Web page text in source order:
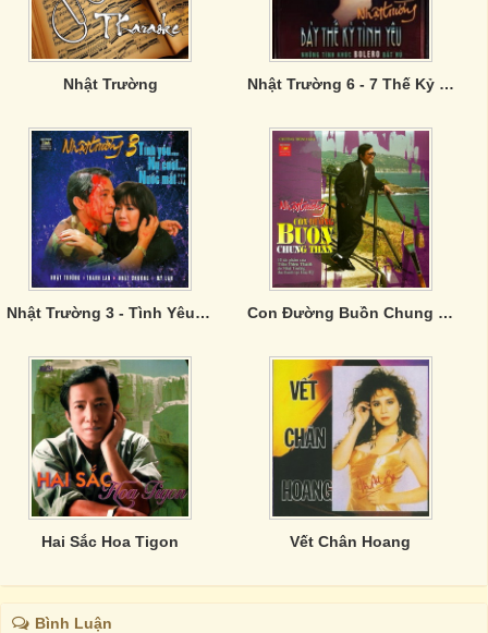
Nhật Trường Nhật Trường 6 - 7 Thế Kỷ Tình Yêu
Nhật Trường 3 - Tình Yêu Nụ Cười Nước Mắt Con Đường Buồn Chung Thân
Hai Sắc Hoa Tigon Vết Chân Hoang
Bình Luận